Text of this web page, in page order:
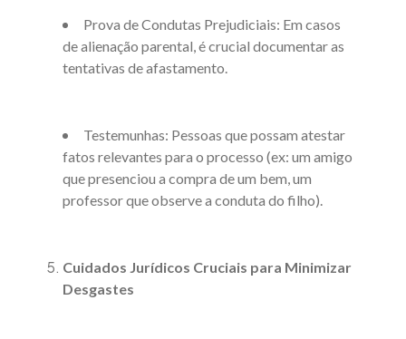
Prova de Condutas Prejudiciais: Em casos
dealienação parental, é crucial documentar as
tentativas de afastamento.
Testemunhas: Pessoas que possam atestar
fatos relevantes para o processo (ex: um amigo
que presenciou a compra de um bem, um
professor que observe a conduta do filho).
Cuidados Jurídicos Cruciais para Minimizar
Desgastes